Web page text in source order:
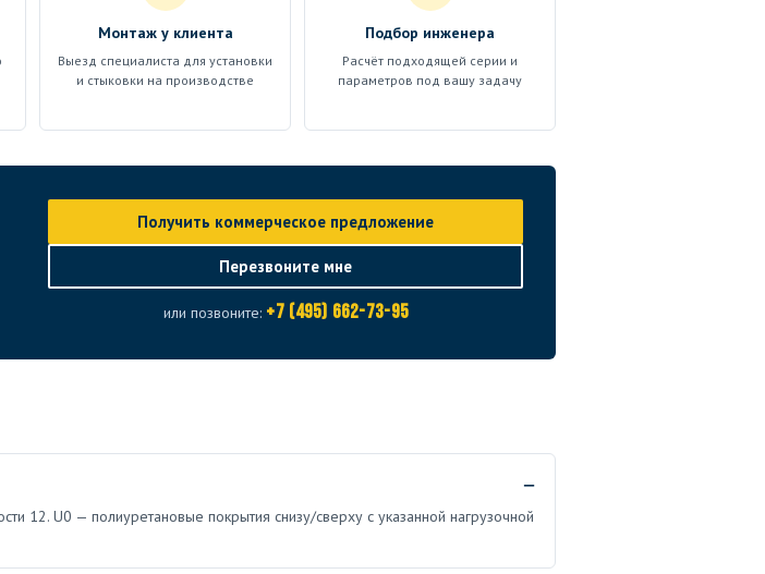
Монтаж у клиента
Выезд специалиста для установки
и стыковки на производстве
Подбор инженера
Расчёт подходящей серии и
параметров под вашу задачу
Получить коммерческое предложение
Перезвоните мне
или позвоните: +7 (495) 662-73-95
12. U0 — полиуретановые покрытия снизу/сверху с указанной нагрузочной